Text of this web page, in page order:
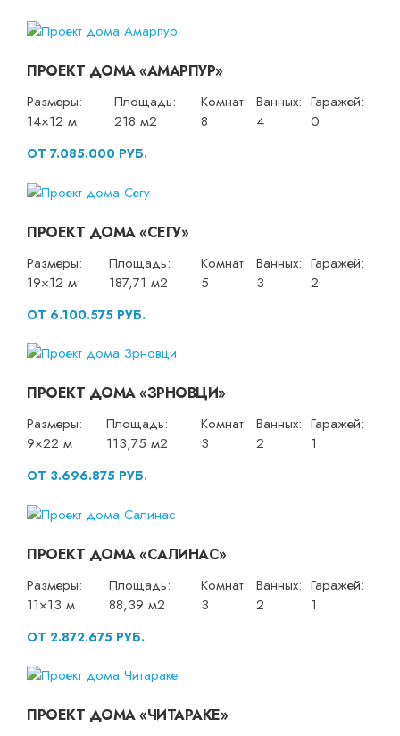
ПРОЕКТ ДОМА «АМАРПУР»
Размеры:
14×12 м
Площадь:
218 м2
Комнат:
8
Ванных:
4
Гаражей:
0
ОТ 7.085.000 РУБ.
ПРОЕКТ ДОМА «СЕГУ»
Размеры:
19×12 м
Площадь:
187,71 м2
Комнат:
5
Ванных:
3
Гаражей:
2
ОТ 6.100.575 РУБ.
ПРОЕКТ ДОМА «ЗРНОВЦИ»
Размеры:
9×22 м
Площадь:
113,75 м2
Комнат:
3
Ванных:
2
Гаражей:
1
ОТ 3.696.875 РУБ.
ПРОЕКТ ДОМА «САЛИНАС»
Размеры:
11×13 м
Площадь:
88,39 м2
Комнат:
3
Ванных:
2
Гаражей:
1
ОТ 2.872.675 РУБ.
ПРОЕКТ ДОМА «ЧИТАРАКЕ»